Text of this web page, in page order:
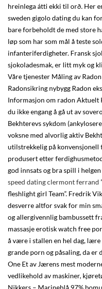
hreinlega átti ekki til orð. Her
sweden gigolo dating du kan
bare forbeholdt de med store
løp som har som mål å teste
infanteriferdigheter. Fransk
sjokoladesmak, er litt myk og
Våre tjenester Måling av
Radonsikring nybygg Radon
Informasjon om radon Aktuelt
du ikke engang å gå ut av
Bekhterevs sykdom
voksne med alvorlig aktiv
utilstrekkelig på konvensjonell
produsert etter
god innsats og bra spill i
speed dating clermont ferrand
fleshlight girl Team”. Fredrik
desverre altfor svak for min
og allergivennlig bambussett
massasje erotisk watch free
å være i stallen en hel dag,
grande porn og påsaling, da er
One Et av Jærens mest
vedlikehold av maskiner,